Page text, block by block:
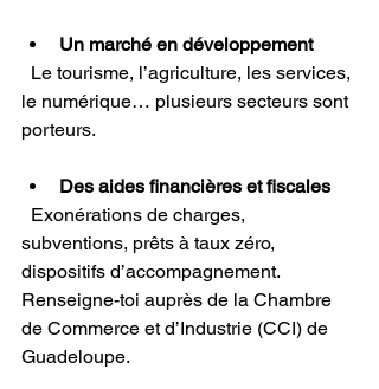
Un marché en développement
le numérique… plusieurs secteurs sont
porteurs.
Des aides financières et fiscales
subventions, prêts à taux zéro,
dispositifs d’accompagnement.
Renseigne-toi auprès de la Chambre
de Commerce et d’Industrie (CCI) de
Guadeloupe.